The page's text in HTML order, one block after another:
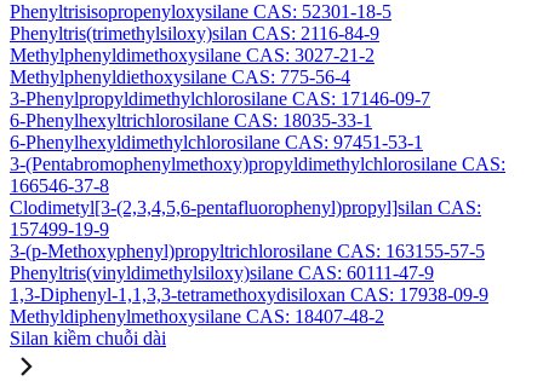
Phenyltrisisopropenyloxysilane CAS: 52301-18-5
Phenyltris(trimethylsiloxy)silan CAS: 2116-84-9
Methylphenyldimethoxysilane CAS: 3027-21-2
Methylphenyldiethoxysilane CAS: 775-56-4
3-Phenylpropyldimethylchlorosilane CAS: 17146-09-7
6-Phenylhexyltrichlorosilane CAS: 18035-33-1
6-Phenylhexyldimethylchlorosilane CAS: 97451-53-1
3-(Pentabromophenylmethoxy)propyldimethylchlorosilane CAS:
166546-37-8
Clodimetyl[3-(2,3,4,5,6-pentafluorophenyl)propyl]silan CAS:
157499-19-9
3-(p-Methoxyphenyl)propyltrichlorosilane CAS: 163155-57-5
Phenyltris(vinyldimethylsiloxy)silane CAS: 60111-47-9
1,3-Diphenyl-1,1,3,3-tetramethoxydisiloxan CAS: 17938-09-9
Methyldiphenylmethoxysilane CAS: 18407-48-2
Silan kiềm chuỗi dài